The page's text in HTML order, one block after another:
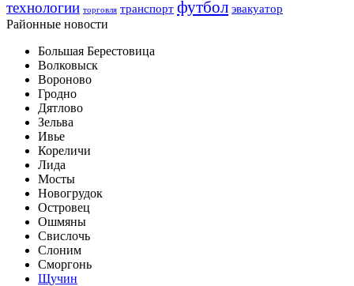
технологии торговля транспорт футбол эвакуатор
Районные новости
Большая Берестовица
Волковыск
Вороново
Гродно
Дятлово
Зельва
Ивье
Кореличи
Лида
Мосты
Новогрудок
Островец
Ошмяны
Свислочь
Слоним
Сморгонь
Щучин